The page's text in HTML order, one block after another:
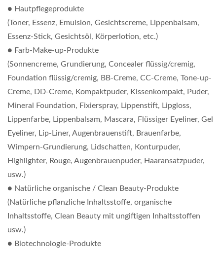
● Hautpflegeprodukte
(Toner, Essenz, Emulsion, Gesichtscreme, Lippenbalsam,
Essenz-Stick, Gesichtsöl, Körperlotion, etc.)
● Farb-Make-up-Produkte
(Sonnencreme, Grundierung, Concealer flüssig/cremig,
Foundation flüssig/cremig, BB-Creme, CC-Creme, Tone-up-
Creme, DD-Creme, Kompaktpuder, Kissenkompakt, Puder,
Mineral Foundation, Fixierspray, Lippenstift, Lipgloss,
Lippenfarbe, Lippenbalsam, Mascara, Flüssiger Eyeliner, Gel
Eyeliner, Lip-Liner, Augenbrauenstift, Brauenfarbe,
Wimpern-Grundierung, Lidschatten, Konturpuder,
Highlighter, Rouge, Augenbrauenpuder, Haaransatzpuder,
usw.)
● Natürliche organische / Clean Beauty-Produkte
(Natürliche pflanzliche Inhaltsstoffe, organische
Inhaltsstoffe, Clean Beauty mit ungiftigen Inhaltsstoffen
usw.)
● Biotechnologie-Produkte